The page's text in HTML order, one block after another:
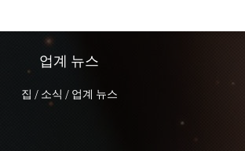
업계 뉴스
집 / 소식 / 업계 뉴스